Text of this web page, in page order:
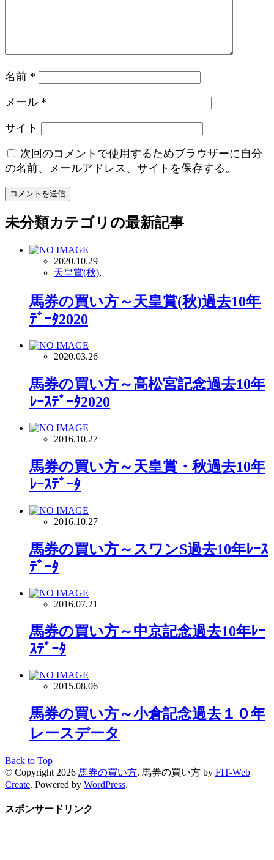
名前 *
メール *
サイト
次回のコメントで使用するためブラウザーに自分
の名前、メールアドレス、サイトを保存する。
未分類カテゴリの最新記事
2020.10.29
天皇賞(秋),
馬券の買い方～天皇賞(秋)過去10年
ﾃﾞｰﾀ2020
2020.03.26
馬券の買い方～高松宮記念過去10年
ﾚｰｽﾃﾞｰﾀ2020
2016.10.27
馬券の買い方～天皇賞・秋過去10年
ﾚｰｽﾃﾞｰﾀ
2016.10.27
馬券の買い方～スワンS過去10年ﾚｰｽ
ﾃﾞｰﾀ
2016.07.21
馬券の買い方～中京記念過去10年ﾚｰ
ｽﾃﾞｰﾀ
2015.08.06
馬券の買い方～小倉記念過去１０年
レースデータ
Back to Top
© Copyright 2026 馬券の買い方. 馬券の買い方 by FIT-Web
Create. Powered by WordPress.
スポンサードリンク